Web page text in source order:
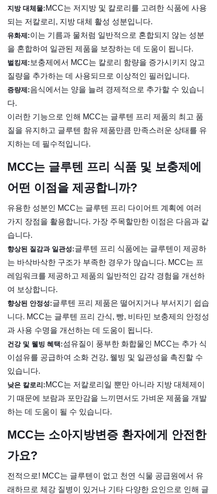
지방 대체물:MCC는 저지방 및 칼로리를 고려한 식품에 사용
되는 저칼로리, 지방 대체 활성 성분입니다.
유화제:이는 기름과 물처럼 일반적으로 혼합되지 않는 성분
을 혼합하여 일관된 제품을 보장하는 데 도움이 됩니다.
벌킹제:보충제에서 MCC는 칼로리 함량을 증가시키지 않고
질량을 추가하는 데 사용되므로 이상적인 필러입니다.
증량제:음식에서는 양을 늘려 경제적으로 추가할 수 있습니
다.
이러한 기능으로 인해 MCC는 글루텐 프리 제품의 최고 품
질을 유지하고 글루텐 함유 제품만큼 만족스러운 상태를 유
지하는 데 필수적입니다.
MCC는 글루텐 프리 식품 및 보충제에
어떤 이점을 제공합니까?
유용한 성분인 MCC는 글루텐 프리 다이어트 계획에 여러
가지 장점을 활용합니다. 가장 주목할만한 이점은 다음과 같
습니다.
향상된 질감과 일관성:글루텐 프리 식품에는 글루텐이 제공하
는 바삭바삭한 구조가 부족한 경우가 많습니다. MCC는 프
레임워크를 제공하고 제품의 일반적인 감각 경험을 개선하
여 보상합니다.
향상된 안정성:글루텐 프리 제품은 떨어지거나 부서지기 쉽습
니다. MCC는 글루텐 프리 간식, 빵, 비타민 보충제의 안정성
과 사용 수명을 개선하는 데 도움이 됩니다.
건강 및 웰빙 혜택:섬유질이 풍부한 화합물인 MCC는 추가 식
이섬유를 공급하여 소화 건강, 웰빙 및 일관성을 촉진할 수
있습니다.
낮은 칼로리:MCC는 저칼로리일 뿐만 아니라 지방 대체제이
기 때문에 보람과 포만감을 느끼면서도 가벼운 제품을 개발
하는 데 도움이 될 수 있습니다.
MCC는 소아지방변증 환자에게 안전한
가요?
전적으로! MCC는 글루텐이 없고 천연 식물 공급원에서 유
래하므로 체강 질병이 있거나 기타 다양한 요인으로 인해 글